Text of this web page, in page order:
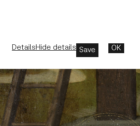
DetailsHide details Save OK